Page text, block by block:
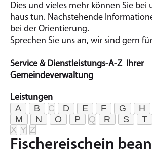
Dies und vieles mehr kön­nen Sie bei
haus tun. Nach­ste­hen­de
bei der Ori­en­tie­rung.
Spre­chen Sie uns an, wir sind gern
Service & Dienstleistungs-A-Z Ihrer
Gemeindeverwaltung
Leistungen
A B C D E F G H
M
N O P Q R S T
X Y Z
Fischereischein